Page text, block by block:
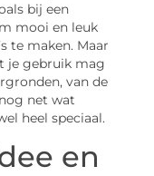
bij een
mooi en leuk
te maken. Maar
je gebruik mag
van de
net wat
heel speciaal.
en